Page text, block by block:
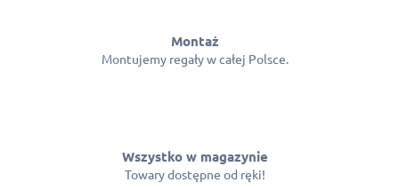
Montaż
Montujemy regały w całej Polsce.
Wszystko w magazynie
Towary dostępne od ręki!